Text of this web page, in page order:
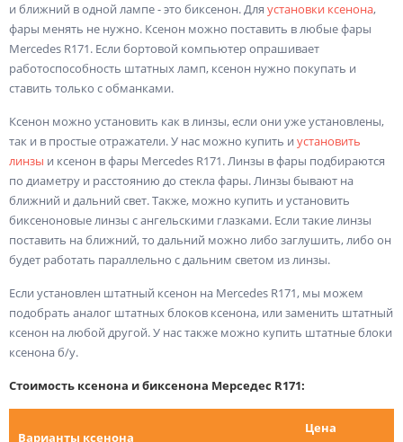
и ближний в одной лампе - это биксенон. Для установки ксенона,
фары менять не нужно. Ксенон можно поставить в любые фары
Mercedes R171. Если бортовой компьютер опрашивает
работоспособность штатных ламп, ксенон нужно покупать и
ставить только с обманками.
Ксенон можно установить как в линзы, если они уже установлены,
так и в простые отражатели. У нас можно купить и установить
линзы и ксенон в фары Mercedes R171. Линзы в фары подбираются
по диаметру и расстоянию до стекла фары. Линзы бывают на
ближний и дальний свет. Также, можно купить и установить
биксеноновые линзы с ангельскими глазками. Если такие линзы
поставить на ближний, то дальний можно либо заглушить, либо он
будет работать параллельно с дальним светом из линзы.
Если установлен штатный ксенон на Mercedes R171, мы можем
подобрать аналог штатных блоков ксенона, или заменить штатный
ксенон на любой другой. У нас также можно купить штатные блоки
ксенона б/у.
Стоимость ксенона и биксенона Мерседес R171:
Варианты ксенона
Цена